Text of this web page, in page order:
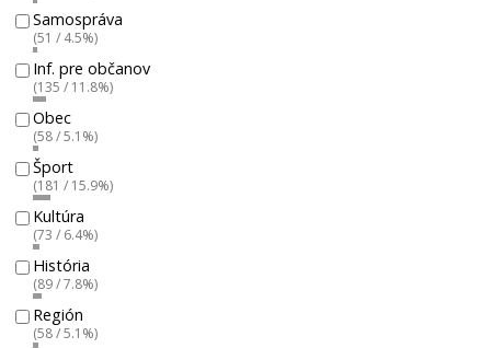
Samospráva
(51 / 4.5%)
Inf. pre občanov
(135 / 11.8%)
Obec
(58 / 5.1%)
Šport
(181 / 15.9%)
Kultúra
(73 / 6.4%)
História
(89 / 7.8%)
Región
(58 / 5.1%)